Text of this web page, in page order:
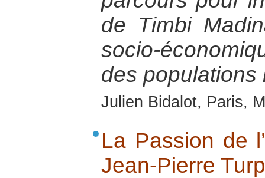
de Timbi
socio-
des populations
Julien Bidalot, Paris,
La Passion de
Jean-Pierre